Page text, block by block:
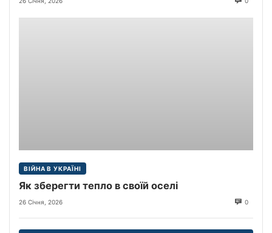
ВІЙНА В УКРАЇНІ
Як зберегти тепло в своїй оселі
26 Січня, 2026 0